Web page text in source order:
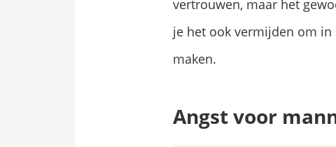
vertrouwen, maar het
je het ook vermijden om
maken.
Angst voor